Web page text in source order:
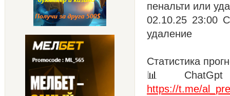
пенальти или
02.10.25 23:00
удаление
Статистика
📊 ChatGpt
https://t.me/